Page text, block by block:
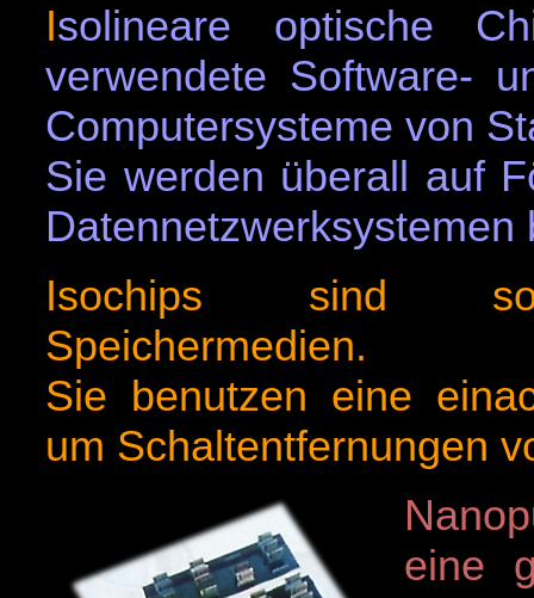
Isolineare optische
verwendete Software-
Computersysteme von
Sie werden überall auf
Datennetzwerksystemen
Isochips sind
Speichermedien.
Sie benutzen eine
um Schaltentfernungen
eine